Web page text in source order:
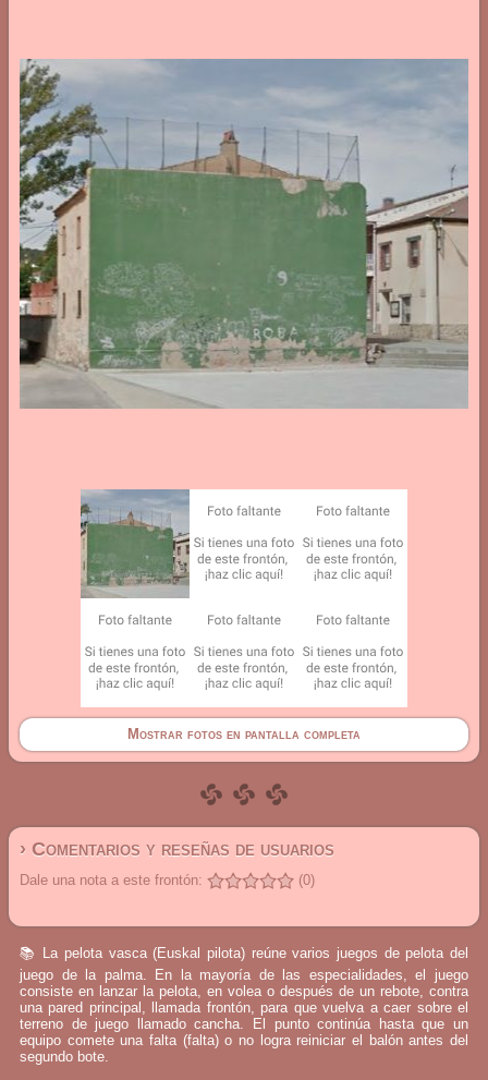
Mostrar fotos en pantalla completa
› Comentarios y reseñas de usuarios
Dale una nota a este frontón: (0)
📚 La pelota vasca (Euskal pilota) reúne varios juegos de pelota del
juego de la palma. En la mayoría de las especialidades, el juego
consiste en lanzar la pelota, en volea o después de un rebote, contra
una pared principal, llamada frontón, para que vuelva a caer sobre el
terreno de juego llamado cancha. El punto continúa hasta que un
equipo comete una falta (falta) o no logra reiniciar el balón antes del
segundo bote.